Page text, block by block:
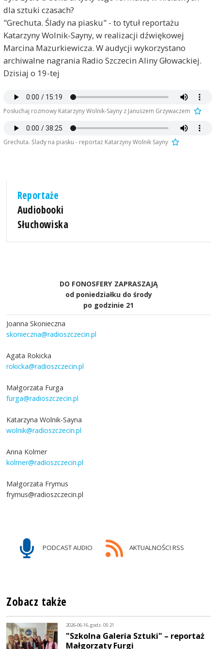
dla sztuki czasach?
"Grechuta. Ślady na piasku" - to tytuł reportażu
Katarzyny Wolnik-Sayny, w realizacji dźwiękowej
Marcina Mazurkiewicza. W audycji wykorzystano
archiwalne nagrania Radio Szczecin Aliny Głowackiej.
Dzisiaj o 19-tej
Posłuchaj rozmowy Katarzyny Wolnik-Sayny z Januszem Grzywaczem
Grechuta. Ślady na piasku - reportaż Katarzyny Wolnik Sayny
Reportaże
Audiobooki
Słuchowiska
DO FONOSFERY ZAPRASZAJĄ
od poniedziałku do środy
po godzinie 21
Joanna Skonieczna
skonieczna@radioszczecin.pl
Agata Rokicka
rokicka@radioszczecin.pl
Małgorzata Furga
furga@radioszczecin.pl
Katarzyna Wolnik-Sayna
wolnik@radioszczecin.pl
Anna Kolmer
kolmer@radioszczecin.pl
Małgorzata Frymus
frymus@radioszczecin.pl
PODCAST AUDIO AKTUALNOŚCI RSS
Zobacz także
2026-06-16, godz. 05:21
"Szkolna Galeria Sztuki" – reportaż
Małgorzaty Furgi